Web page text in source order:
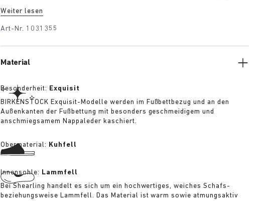
außerdem über das legendäre BIRKENSTOCK Fußbett, das mit Shearling
mit Veloursleder bezogen. Diese Clogs verbinden festliche Stimmung mit
Weiter lesen
Art-Nr. 1031355
Material
Besonderheit: Exquisit
BIRKENSTOCK Exquisit-Modelle werden im Fußbettbezug und an den
Außenkanten der Fußbettung mit besonders geschmeidigem und
anschmiegsamem Nappaleder kaschiert.
Obermaterial: Kuhfell
Innensohle: Lammfell
Bei Shearling handelt es sich um ein hochwertiges, weiches Schafs-
beziehungsweise Lammfell. Das Material ist warm sowie atmungsaktiv